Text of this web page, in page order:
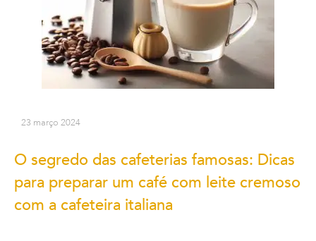
23 março 2024
O segredo das cafeterias famosas: Dicas
para preparar um café com leite cremoso
com a cafeteira italiana